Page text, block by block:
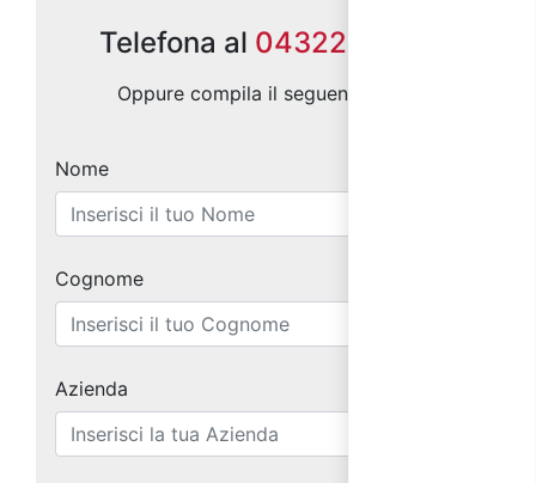
Telefona al 0432299686
Oppure compila il seguente form:
Nome
Cognome
Azienda